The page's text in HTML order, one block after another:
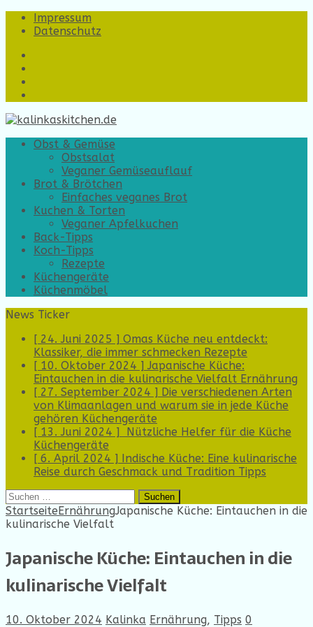
Impressum
Datenschutz
Obst & Gemüse
Obstsalat
Veganer Gemüseauflauf
Brot & Brötchen
Einfaches veganes Brot
Kuchen & Torten
Veganer Apfelkuchen
Back-Tipps
Koch-Tipps
Rezepte
Küchengeräte
Küchenmöbel
News Ticker
[ 24. Juni 2025 ] Omas Küche neu entdeckt:
Klassiker, die immer schmecken Rezepte
[ 10. Oktober 2024 ] Japanische Küche:
Eintauchen in die kulinarische Vielfalt Ernährung
[ 27. September 2024 ] Die verschiedenen Arten
von Klimaanlagen und warum sie in jede Küche
gehören Küchengeräte
[ 13. Juni 2024 ]
Nützliche Helfer für die Küche
Küchengeräte
[ 6. April 2024 ] Indische Küche: Eine kulinarische
Reise durch Geschmack und Tradition Tipps
Suchen
nach:
StartseiteErnährungJapanische Küche: Eintauchen in die
kulinarische Vielfalt
Japanische Küche: Eintauchen in die
kulinarische Vielfalt
10. Oktober 2024 Kalinka Ernährung, Tipps 0